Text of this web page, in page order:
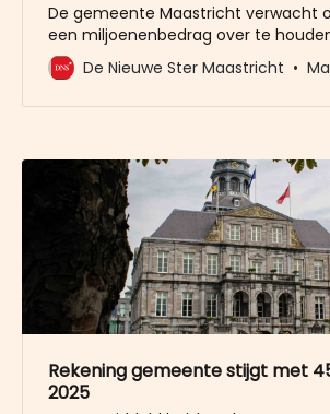
De gemeente Maastricht verwacht
een miljoenenbedrag over te
om precies te zijn. In 2023 bleef 27,5
over, zo bleek recent. In 2022
De Nieuwe Ster Maastricht
Rekening gemeente stijgt met
2025